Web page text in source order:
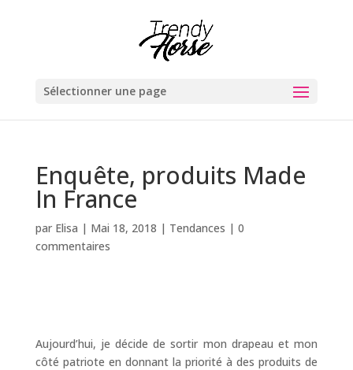
Sélectionner une page
Enquête, produits Made
In France
par Elisa | Mai 18, 2018 | Tendances | 0
commentaires
Aujourd’hui, je décide de sortir mon drapeau et mon
côté patriote en donnant la priorité à des produits de